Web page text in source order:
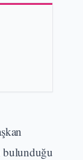
bulunduğu